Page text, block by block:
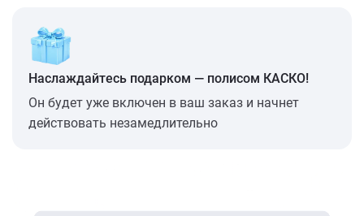
Наслаждайтесь подарком — полисом КАСКО!
Он будет уже включен в ваш заказ и начнет
действовать незамедлительно